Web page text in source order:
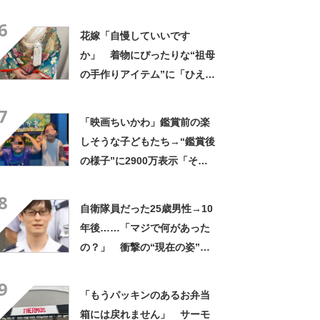
花嫁「自慢していいです
か」 着物にぴったりな“祖母
の手作りアイテム”に「ひえ
「映画ちいかわ」鑑賞前の楽
しそうな子どもたち→“鑑賞後
の様子”に2900万表示「そう
自衛隊員だった25歳男性→10
年後……「マジで何があった
の？」 衝撃の“現在の姿”が
「もうパッキンのあるお弁当
箱には戻れません」 サーモ